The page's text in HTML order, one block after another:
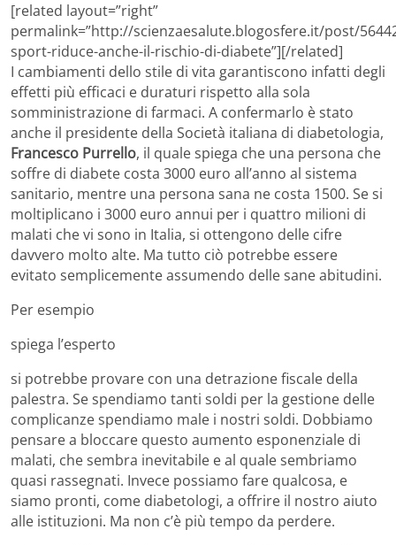
[related layout=”right”
permalink=”http://scienzaesalute.blogosfere.it/post/
sport-riduce-anche-il-rischio-di-diabete”][/related]
I cambiamenti dello stile di vita garantiscono infatti degli
effetti più efficaci e duraturi rispetto alla sola
somministrazione di farmaci. A confermarlo è stato
anche il presidente della Società italiana di diabetologia,
Francesco Purrello, il quale spiega che una persona che
soffre di diabete costa 3000 euro all’anno al sistema
sanitario, mentre una persona sana ne costa 1500. Se si
moltiplicano i 3000 euro annui per i quattro milioni di
malati che vi sono in Italia, si ottengono delle cifre
davvero molto alte. Ma tutto ciò potrebbe essere
evitato semplicemente assumendo delle sane abitudini.
Per esempio
spiega l’esperto
si potrebbe provare con una detrazione fiscale della
palestra. Se spendiamo tanti soldi per la gestione delle
complicanze spendiamo male i nostri soldi. Dobbiamo
pensare a bloccare questo aumento esponenziale di
malati, che sembra inevitabile e al quale sembriamo
quasi rassegnati. Invece possiamo fare qualcosa, e
siamo pronti, come diabetologi, a offrire il nostro aiuto
alle istituzioni. Ma non c’è più tempo da perdere.